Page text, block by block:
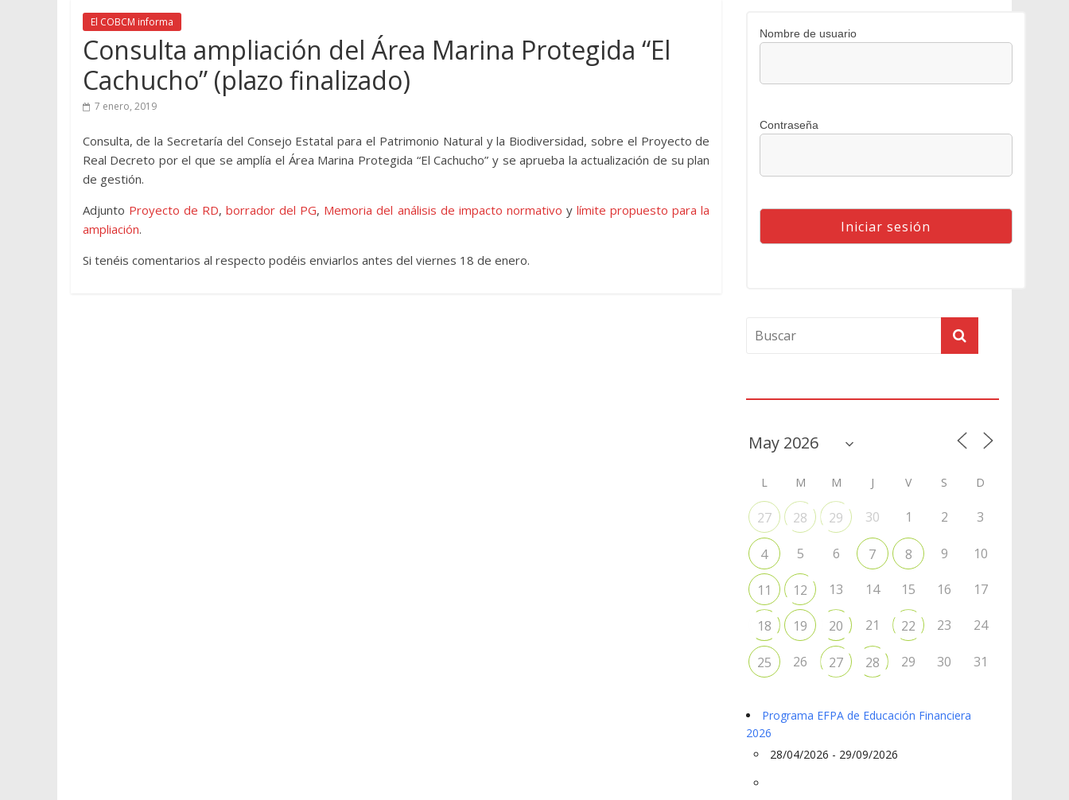
El COBCM informa
Consulta ampliación del Área Marina Protegida “El
Cachucho” (plazo finalizado)
7 enero, 2019
Consulta, de la Secretaría del Consejo Estatal para el Patrimonio Natural y la Biodiversidad, sobre el Proyecto de
Real Decreto por el que se amplía el Área Marina Protegida “El Cachucho” y se aprueba la actualización de su plan
de gestión.
Adjunto Proyecto de RD, borrador del PG, Memoria del análisis de impacto normativo ylímite propuesto para la
ampliación.
Si tenéis comentarios al respecto podéis enviarlos antes del viernes 18 de enero.
Nombre de usuario
Contraseña
L M M J V S D
27 28 29 30 1 2 3
4 5 6 7 8 9 10
11 12 13 14 15 16 17
18 19 20 21 22 23 24
25 26 27 28 29 30 31
Programa EFPA de Educación Financiera
2026
28/04/2026 - 29/09/2026